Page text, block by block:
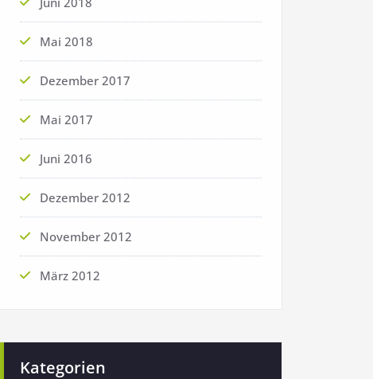
Mai 2018
Dezember 2017
Mai 2017
Juni 2016
Dezember 2012
November 2012
März 2012
Kategorien